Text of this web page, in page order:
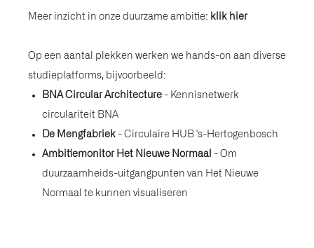
Meer inzicht in onze duurzame ambitie: klik hier
Op een aantal plekken werken we hands-on aan diverse
studieplatforms, bijvoorbeeld:
BNA Circular Architecture - Kennisnetwerk
circulariteit BNA
De Mengfabriek - Circulaire HUB 's-Hertogenbosch
Ambitiemonitor Het Nieuwe Normaal - Om
duurzaamheids-uitgangpunten van Het Nieuwe
Normaal te kunnen visualiseren